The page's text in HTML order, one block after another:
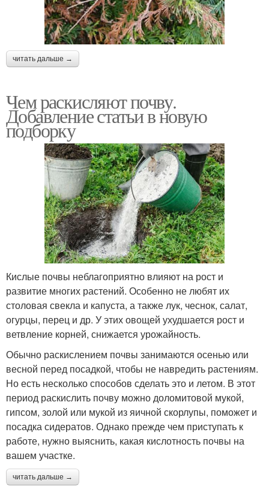
читать дальше →
Чем раскисляют почву.
Добавление статьи в новую
подборку
Кислые почвы неблагоприятно влияют на рост и
развитие многих растений. Особенно не любят их
столовая свекла и капуста, а также лук, чеснок, салат,
огурцы, перец и др. У этих овощей ухудшается рост и
ветвление корней, снижается урожайность.
Обычно раскислением почвы занимаются осенью или
весной перед посадкой, чтобы не навредить растениям.
Но есть несколько способов сделать это и летом. В этот
период раскислить почву можно доломитовой мукой,
гипсом, золой или мукой из яичной скорлупы, поможет и
посадка сидератов. Однако прежде чем приступать к
работе, нужно выяснить, какая кислотность почвы на
вашем участке.
читать дальше →